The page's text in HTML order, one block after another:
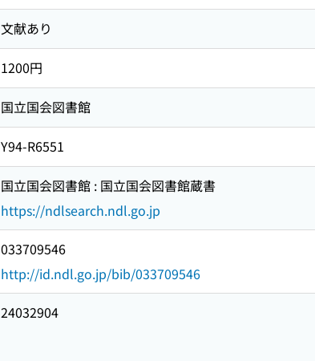
文献あり
1200円
国立国会図書館
Y94-R6551
国立国会図書館 : 国立国会図書館蔵書
https://ndlsearch.ndl.go.jp
033709546
http://id.ndl.go.jp/bib/033709546
24032904